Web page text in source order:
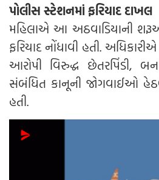
પોલીસ સ્ટેશનમાં ફરિયાદ દાખલ
મહિલાએ આ અઠવાડિયાની
ફરિયાદ નોંધાવી હતી.
આરોપી વિરુદ્ધ છેતરપિંડી,
સંબંધિત કાનૂની જોગવાઈઓ
હતી.